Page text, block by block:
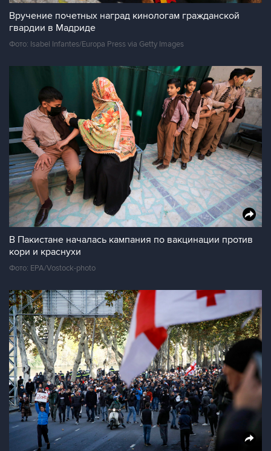
Вручение почетных наград кинологам гражданской
гвардии в Мадриде
Фото: Isabel Infantes/Europa Press via Getty Images
В Пакистане началась кампания по вакцинации против
кори и краснухи
Фото: EPA/Vostock-photo